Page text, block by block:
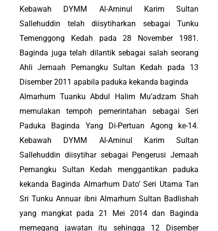
Kebawah DYMM Al-Aminul Karim Sultan
Sallehuddin telah diisytiharkan sebagai Tunku
Temenggong Kedah pada 28 November 1981.
Baginda juga telah dilantik sebagai salah seorang
Ahli Jemaah Pemangku Sultan Kedah pada 13
Disember 2011 apabila paduka kekanda baginda
Almarhum Tuanku Abdul Halim Mu’adzam Shah
memulakan tempoh pemerintahan sebagai Seri
Paduka Baginda Yang Di-Pertuan Agong ke-14.
Kebawah DYMM Al-Aminul Karim Sultan
Sallehuddin diisytihar sebagai Pengerusi Jemaah
Pemangku Sultan Kedah menggantikan paduka
kekanda Baginda Almarhum Dato’ Seri Utama Tan
Sri Tunku Annuar ibni Almarhum Sultan Badlishah
yang mangkat pada 21 Mei 2014 dan Baginda
memegang jawatan itu sehingga 12 Disember